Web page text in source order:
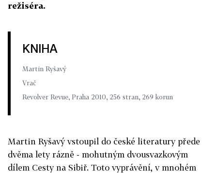
režiséra.
KNIHA
Martin Ryšavý
Vrač
Revolver Revue, Praha 2010, 256 stran, 269 korun
Martin Ryšavý vstoupil do české literatury přede
dvěma lety rázně - mohutným dvousvazkovým
dílem Cesty na Sibiř. Toto vyprávění, v mnohém